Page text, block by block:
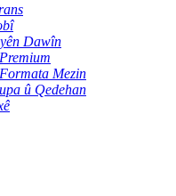
Dawîn
Mezin
û Qedehan